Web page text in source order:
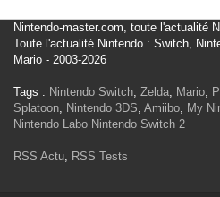
Nintendo-master.com, toute l'actualité
Toute l'actualité Nintendo : Switch,
Mario - 2003-2026
Tags : Nintendo Switch, Zelda, Mario,
Splatoon, Nintendo 3DS, Amiibo, My
Nintendo Labo Nintendo Switch 2
RSS Actu, RSS Tests